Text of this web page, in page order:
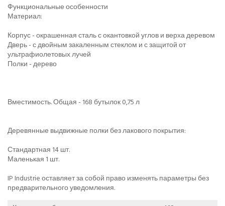
Функциональные особенности
Материал:
Корпус - окрашенная сталь с окантовкой углов и верха деревом
Дверь - с двойным закаленным стеклом и с защитой от
ультрафиолетовых лучей
Полки - дерево
Вместимость. Общая - 168 бутылок 0,75 л
Деревянные выдвижные полки без лакового покрытия:
Стандартная 14 шт.
Маленькая 1 шт.
IP Industrie оставляет за собой право изменять параметры без
предварительного уведомления.